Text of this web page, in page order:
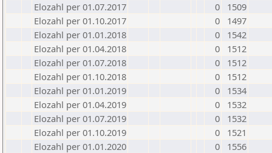
Elozahl per 01.07.2017
0
1509
Elozahl per 01.10.2017
0
1497
Elozahl per 01.01.2018
0
1542
Elozahl per 01.04.2018
0
1512
Elozahl per 01.07.2018
0
1512
Elozahl per 01.10.2018
0
1512
Elozahl per 01.01.2019
0
1534
Elozahl per 01.04.2019
0
1532
Elozahl per 01.07.2019
0
1532
Elozahl per 01.10.2019
0
1521
Elozahl per 01.01.2020
0
1556